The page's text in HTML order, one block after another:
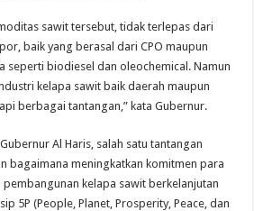
sawit tersebut, tidak terlepas dari
baik yang berasal dari CPO maupun
seperti biodiesel dan oleochemical. Namun
kelapa sawit baik daerah maupun
berbagai tantangan,” kata Gubernur.
Al Haris, salah satu tantangan
bagaimana meningkatkan komitmen para
kelapa sawit berkelanjutan
5P (People, Planet, Prosperity, Peace, dan